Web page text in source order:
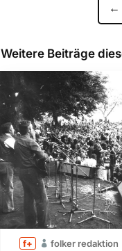
←
Weitere Beiträge
folker redaktion